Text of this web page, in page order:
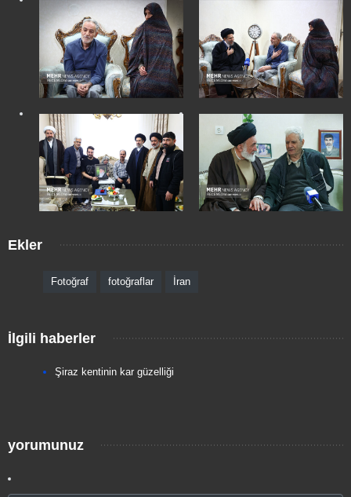
Ekler
Fotoğraf fotoğraflar İran
İlgili haberler
Şiraz kentinin kar güzelliği
yorumunuz